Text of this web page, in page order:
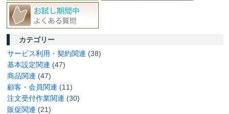
カテゴリー
サービス利用・契約関連 (38)
基本設定関連 (47)
商品関連 (47)
顧客・会員関連 (11)
注文受付作業関連 (30)
販促関連 (21)